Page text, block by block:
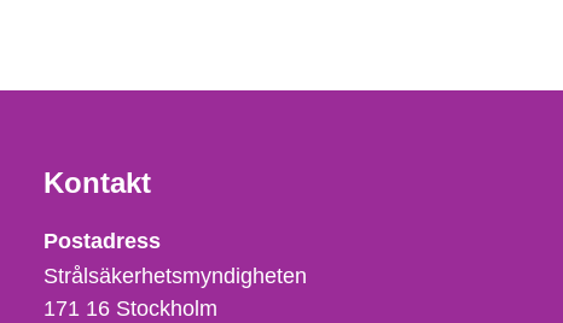
Kontakt
Strålsäkerhetsmyndigheten
Postadress
Strålsäkerhetsmyndigheten
171 16 Stockholm